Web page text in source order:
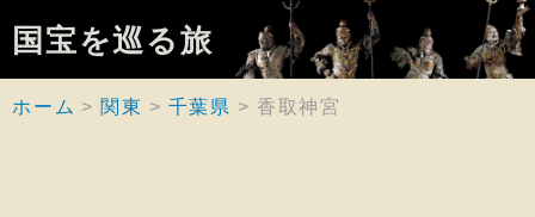
国宝を巡る旅
ホーム 関東 千葉県 香取神宮